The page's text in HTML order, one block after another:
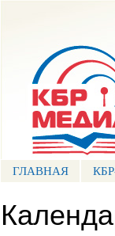
ГЛАВНАЯ